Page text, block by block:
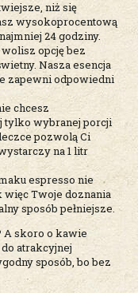
niż się
wysokoprocentową
24 godziny.
opcję bez
Nasza esencja
zapewni odpowiedni
chcesz
tylko wybranej porcji
pozwolą Ci
na 1 litr
espresso nie
Twoje doznania
sposób pełniejsze.
A skoro o kawie
atrakcyjnej
sposób, bo bez